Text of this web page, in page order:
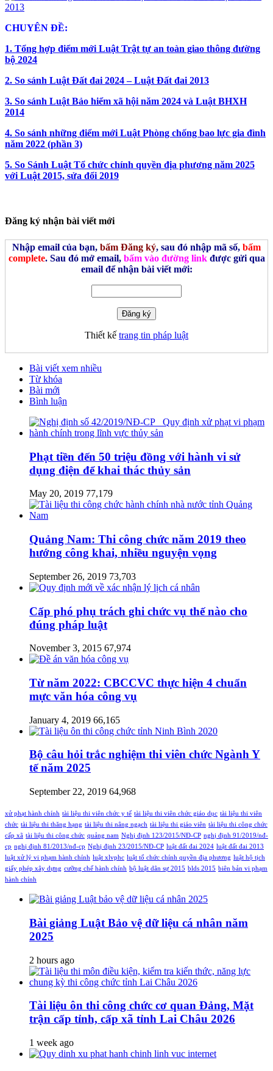
CHUYÊN ĐỀ:
1. Tổng hợp điểm mới Luật Trật tự an toàn giao thông đường
bộ 2024
2. So sánh Luật Đất đai 2024 – Luật Đất đai 2013
3. So sánh Luật Bảo hiểm xã hội năm 2024 và Luật BHXH
2014
4. So sánh những điểm mới Luật Phòng chống bao lực gia đình
năm 2022 (phần 3)
5. So Sánh Luật Tổ chức chính quyền địa phương năm 2025
với Luật 2015, sửa đổi 2019
Đăng ký nhận bài viết mới
Nhập email của bạn, bấm Đăng ký, sau đó nhập mã số, bấm
complete. Sau đó mở email, bấm vào đường linkđược gửi qua
email để nhận bài viết mới:
Thiết kế trang tin pháp luật
Bài viết xem nhiều
Từ khóa
Bài mới
Bình luận
Phạt tiền đến 50 triệu đồng với hành vi sử
dụng điện để khai thác thủy sản
May 20, 2019 77,179
Quảng Nam: Thi công chức năm 2019 theo
hướng công khai, nhiều nguyện vọng
September 26, 2019 73,703
Cấp phó phụ trách ghi chức vụ thế nào cho
đúng pháp luật
November 3, 2015 67,974
Từ năm 2022: CBCCVC thực hiện 4 chuẩn
mực văn hóa công vụ
January 4, 2019 66,165
Bộ câu hỏi trắc nghiệm thi viên chức Ngành Y
tế năm 2025
September 22, 2019 64,968
xử phạt hành chính tài liệu thi viên chức y tế tài liệu thi viên chức giáo dục tài liệu thi viên
chức tài liệu thi thăng hạng tài liệu thi nâng ngạch tài liệu thi giáo viên tài liệu thi công chức
cấp xã tài liệu thi công chức quảng nam Nghị định 123/2015/NĐ-CP nghị định 91/2019/nđ-
cp nghị định 81/2013/nđ-cp Nghị định 23/2015/NĐ-CP luật đất đai 2024 luật đất đai 2013
luật xử lý vi phạm hành chính luật xlvphc luật tổ chức chính quyền địa phương luật hộ tịch
giấy phép xây dựng cưỡng chế hành chính bộ luật dân sự 2015 blds 2015 biên bản vi phạm
hành chính
Bài giảng Luật Bảo vệ dữ liệu cá nhân năm
2025
2 hours ago
Tài liệu ôn thi công chức cơ quan Đảng, Mặt
trận cấp tỉnh, cấp xã tỉnh Lai Châu 2026
1 week ago